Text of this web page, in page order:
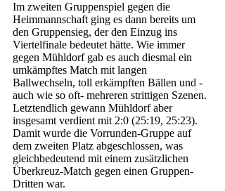
Im zweiten Gruppenspiel gegen die
Heimmannschaft ging es dann bereits um
den Gruppensieg, der den Einzug ins
Viertelfinale bedeutet hätte. Wie immer
gegen Mühldorf gab es auch diesmal ein
umkämpftes Match mit langen
Ballwechseln, toll erkämpften Bällen und -
auch wie so oft- mehreren strittigen Szenen.
Letztendlich gewann Mühldorf aber
insgesamt verdient mit 2:0 (25:19, 25:23).
Damit wurde die Vorrunden-Gruppe auf
dem zweiten Platz abgeschlossen, was
gleichbedeutend mit einem zusätzlichen
Überkreuz-Match gegen einen Gruppen-
Dritten war.